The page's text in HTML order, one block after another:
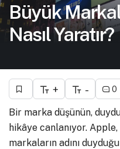
Büyük
Nasıl Yaratır?
+ - 0
Bir marka düşünün,
hikâye canlanıyor.
markaların adını